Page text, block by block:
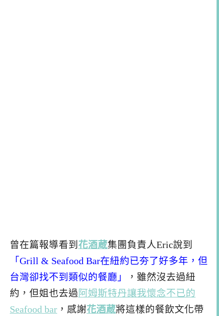
曾在篇報導看到 花酒蔵集團負責人Eric說到
「Grill & Seafood Bar在紐約已夯了好多年，但
台灣卻找不到類似的餐廳」
，雖然沒去過紐
約，但姐也去過 阿姆斯特丹讓我懷念不已的
Seafood bar ，感謝花酒蔵將這樣的餐飲文化帶